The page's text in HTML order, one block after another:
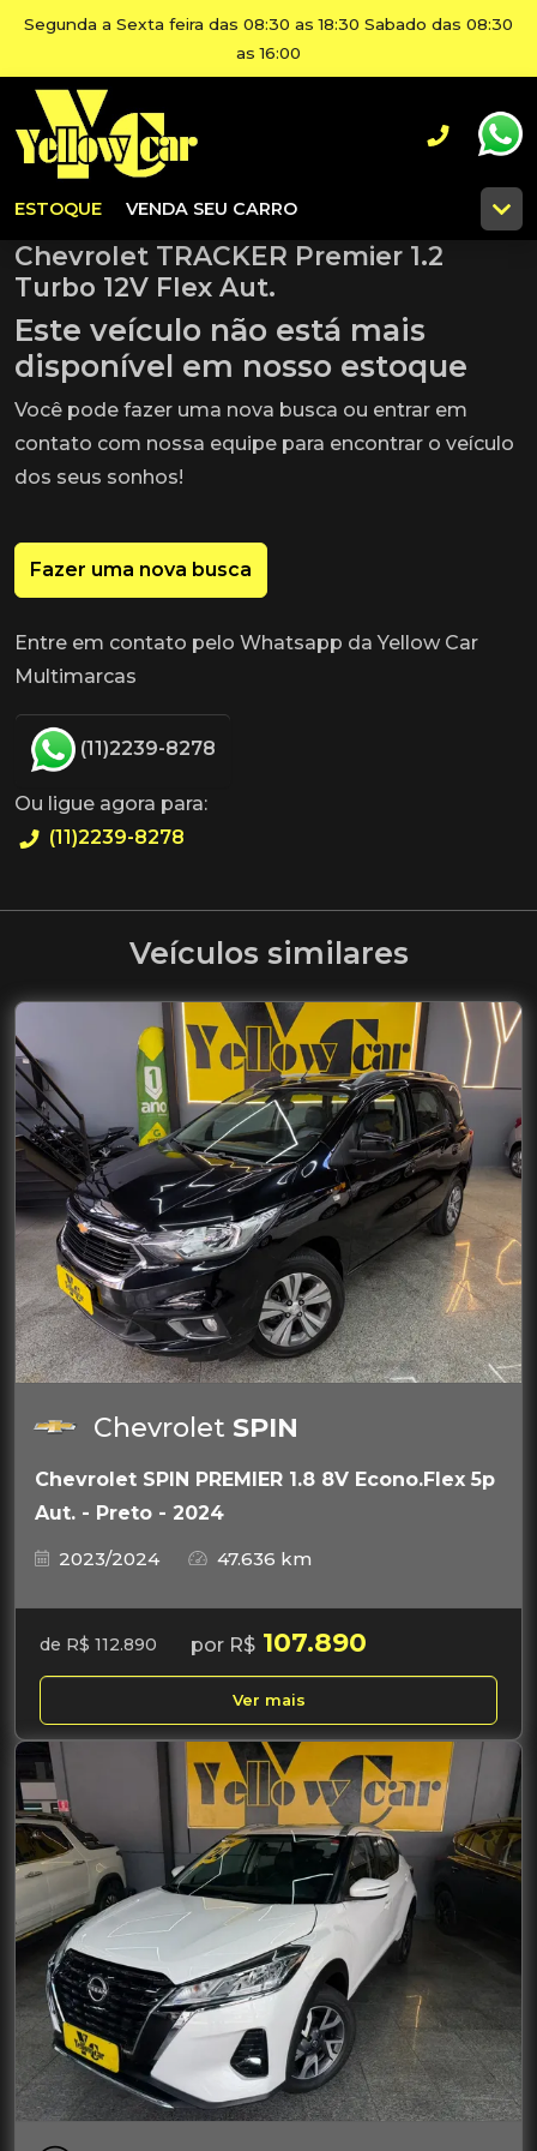
Segunda a Sexta feira das 08:30 as 18:30 Sabado das 08:30
as 16:00
ESTOQUE VENDA SEU CARRO
Chevrolet TRACKER Premier 1.2
Turbo 12V Flex Aut.
Este veículo não está mais
disponível em nosso estoque
Você pode fazer uma nova busca ou entrar em
contato com nossa equipe para encontrar o veículo
dos seus sonhos!
Fazer uma nova busca
Entre em contato pelo Whatsapp da Yellow Car
Multimarcas
(11)2239-8278
Ou ligue agora para:
(11)2239-8278
Veículos similares
Chevrolet SPIN
Chevrolet SPIN PREMIER 1.8 8V Econo.Flex 5p
Aut. - Preto - 2024
2023/2024
47.636 km
de R$ 112.890 por R$ 107.890
Ver mais